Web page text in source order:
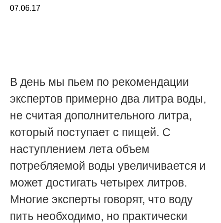
07.06.17
В день мы пьем по рекомендации
экспертов примерно два литра воды,
не считая дополнительного литра,
который поступает с пищей. С
наступлением лета объем
потребляемой воды увеличивается и
может достигать четырех литров.
Многие эксперты говорят, что воду
пить необходимо, но практически